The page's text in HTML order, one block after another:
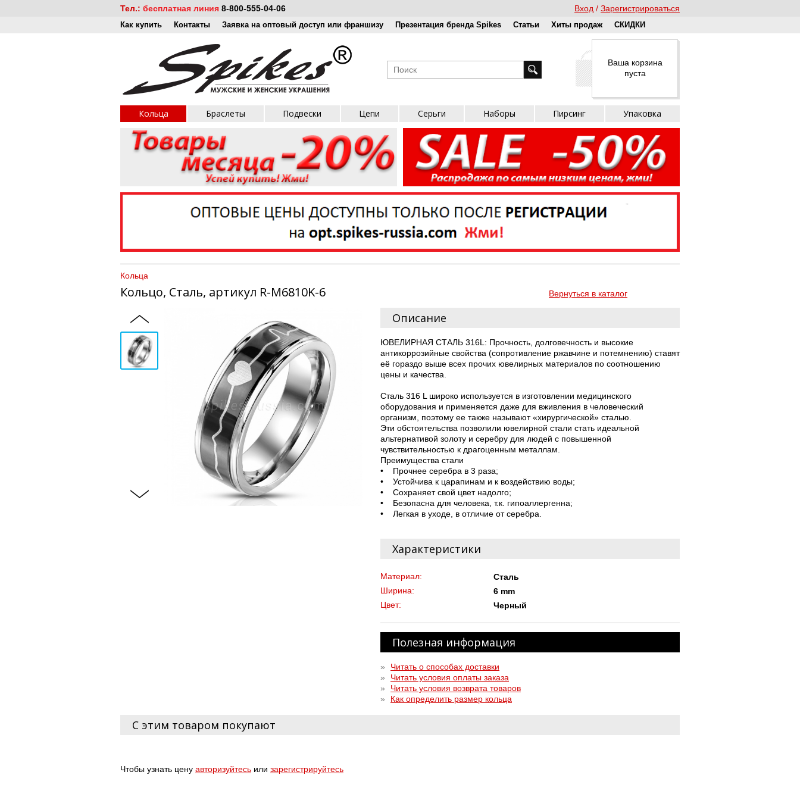
Тел.: бесплатная линия 8-800-555-04-06 Вход Зарегистрироваться
Как купить Контакты Заявка на оптовый доступ или франшизу Презентация бренда Spikes Статьи Хиты продаж СКИДКИ
Ваша корзина
пуста
Кольца Браслеты Подвески Цепи Серьги Наборы Пирсинг Упаковка
Кольца
Кольцо, Сталь, артикул R-M6810K-6 Вернуться в каталог
Описание
ЮВЕЛИРНАЯ СТАЛЬ 316L: Прочность, долговечность и высокие
антикоррозийные свойства (сопротивление ржавчине и потемнению) ставят
её гораздо выше всех прочих ювелирных материалов по соотношению
цены и качества.
Сталь 316 L широко используется в изготовлении медицинского
оборудования и применяется даже для вживления в человеческий
организм, поэтому ее также называют «хирургической» сталью.
Эти обстоятельства позволили ювелирной стали стать идеальной
альтернативой золоту и серебру для людей с повышенной
чувствительностью к драгоценным металлам.
Преимущества стали
• Прочнее серебра в 3 раза;
• Устойчива к царапинам и к воздействию воды;
• Сохраняет свой цвет надолго;
• Безопасна для человека, т.к. гипоаллергенна;
• Легкая в уходе, в отличие от серебра.
Характеристики
Материал:
Сталь
Ширина:
6 mm
Цвет:
Черный
Полезная информация
»
Читать о способах доставки
»
Читать условия оплаты заказа
»
Читать условия возврата товаров
»
Как определить размер кольца
С этим товаром покупают
Чтобы узнать цену авторизуйтесь или зарегистрируйтесь